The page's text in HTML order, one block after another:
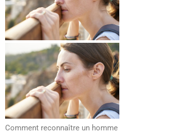
Comment reconnaître un homme